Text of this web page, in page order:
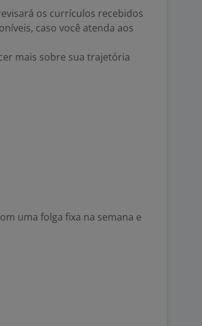
os currículos recebidos
caso você atenda aos
mais sobre sua trajetória
uma folga fixa na semana e